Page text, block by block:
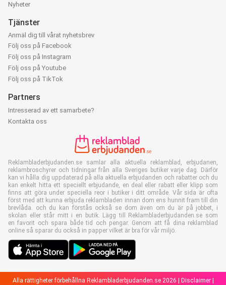
Nyheter
Tjänster
Anmäl dig till vårat nyhetsbrev
Följ oss på Facebook
Följ oss på Instagram
Följ oss på Youtube
Följ oss på TikTok
Partners
Intresserad av ett samarbete?
Kontakta oss
Reklambladerbjudanden.se samlar alla aktuella reklamblad, erbjudanen,
reklambroschyrer och tidningar från alla Sveriges butiker varje dag. Därför
kan vi hålla dig uppdaterad på alla aktuella erbjudanden och rabatter och du
kan enkelt hitta ett speciellt erbjudande, en deal eller rabatt eller klipp som
finns att göra under speciella reor i butiker i ditt område. Vår sida är ofta
först med att kunna erbjuda reklambladen innan dom ens hunnit fram till din
brevlåda. och du kan förstås också se dom även om du är på jobbet, i
skolan eller står mitt i en butik. Lägg till Reklambladerbjudanden.se som
en favorit och spara både tid och pengar. Genom att få dina reklamblad
online så sparar du också in papper vilket är bra för vår miljö.
Alla rättigheter förbehållna Reklambladerbjudanden.se 2026 | Disclaimer|